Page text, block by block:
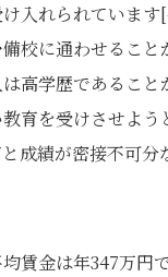
入れられていま
校に通わせること
高学歴であるこ
育を受けさせよう
成績が密接不可分
賃金は年347万円